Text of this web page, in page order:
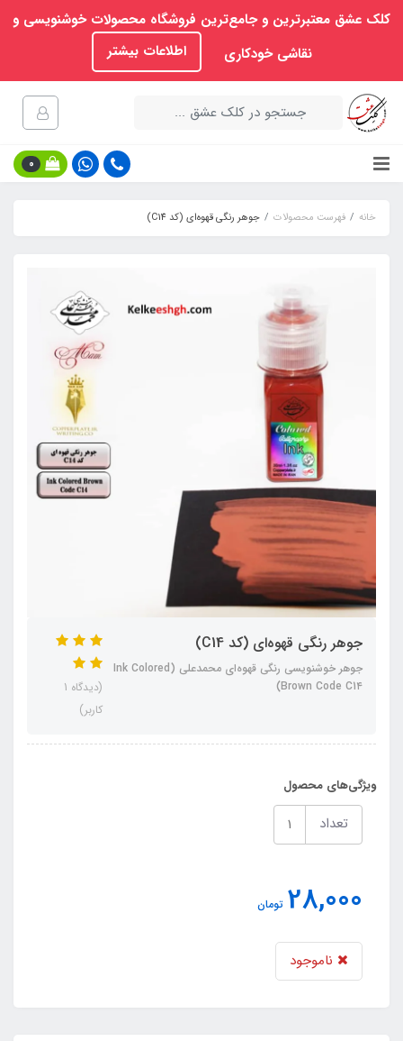
کلک عشق معتبرترین و جامع‌ترین فروشگاه محصولات خوشنویسی و
نقاشی خودکاری
اطلاعات بیشتر
0
خانه فهرست محصولات جوهر رنگی قهوه‌ای (کد C14)
جوهر رنگی قهوه‌ای (کد C14)
جوهر خوشنویسی رنگی قهوه‌ای محمدعلی (Ink Colored
Brown Code C1۴)
(دیدگاه 1
کاربر)
ویژگی‌های محصول
تعداد
28,000 تومان
ناموجود